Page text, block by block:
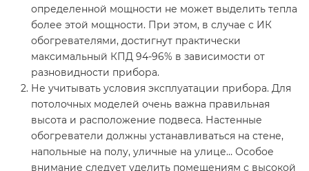
определенной мощности не может выделить тепла
более этой мощности. При этом, в случае с ИК
обогревателями, достигнут практически
максимальный КПД 94-96% в зависимости от
разновидности прибора.
Не учитывать условия эксплуатации прибора. Для
потолочных моделей очень важна правильная
высота и расположение подвеса. Настенные
обогреватели должны устанавливаться на стене,
напольные на полу, уличные на улице… Особое
внимание следует уделить помещениям с высокой